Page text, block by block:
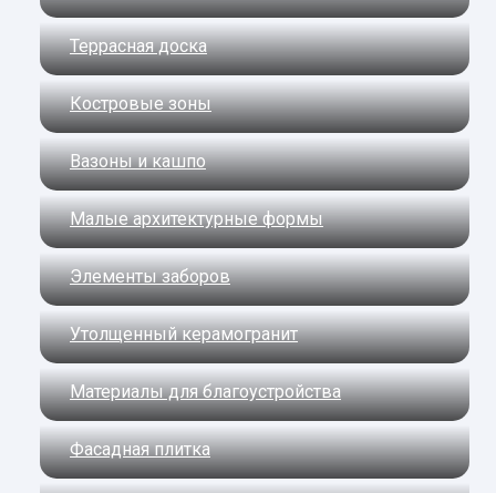
Террасная доска
Костровые зоны
Вазоны и кашпо
Малые архитектурные формы
Элементы заборов
Утолщенный керамогранит
Материалы для благоустройства
Фасадная плитка